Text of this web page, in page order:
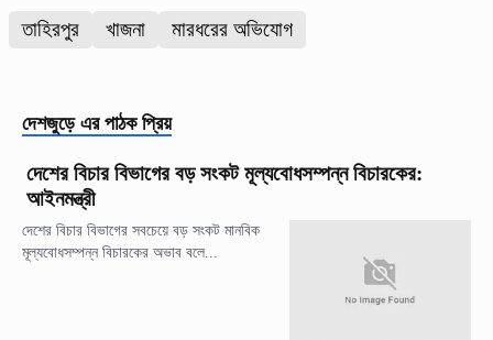
তাহিরপুর খাজনা মারধরের অভিযোগ
দেশজুড়ে এর পাঠক প্রিয়
দেশের বিচার বিভাগের বড় সংকট মূল্যবোধসম্পন্ন বিচারকের:
আইনমন্ত্রী
দেশের বিচার বিভাগের সবচেয়ে বড় সংকট মানবিক
মূল্যবোধসম্পন্ন বিচারকের অভাব বলে...